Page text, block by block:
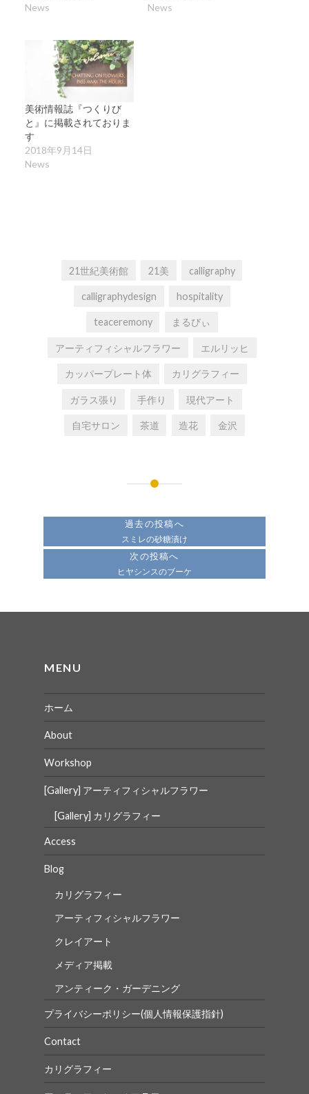
News
News
美術情報誌『つくりび
と』に掲載されておりま
す
2018年9月14日
News
21世紀美術館 21美 calligraphy
calligraphydesign hospitality
teaceremony まるびぃ
アーティフィシャルフラワー エルリッヒ
カッパープレート体 カリグラフィー
ガラス張り 手作り 現代アート
自宅サロン 茶道 造花 金沢
ー
過去の投稿へ
スミレの砂糖漬け
次の投稿へ
ヒヤシンスのブーケ
MENU
ホーム
About
Workshop
[Gallery] アーティフィシャルフラワー
[Gallery] カリグラフィー
Access
Blog
カリグラフィー
アーティフィシャルフラワー
クレイアート
メディア掲載
アンティーク・ガーデニング
プライバシーポリシー(個人情報保護指針)
Contact
カリグラフィー